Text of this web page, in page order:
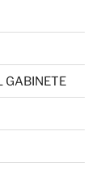
GABINETE